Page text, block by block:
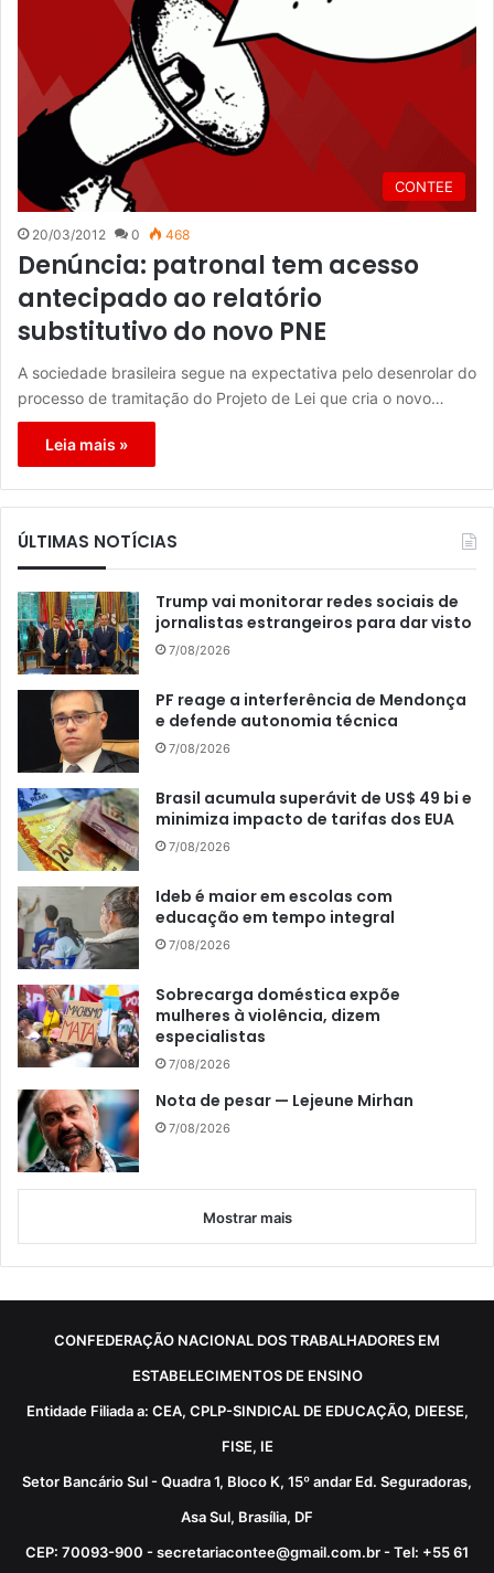
CONTEE
20/03/2012 0 468
Denúncia: patronal tem acesso
antecipado ao relatório
substitutivo do novo PNE
A sociedade brasileira segue na expectativa pelo desenrolar do
processo de tramitação do Projeto de Lei que cria o novo…
Leia mais »
ÚLTIMAS NOTÍCIAS
Trump vai monitorar redes sociais de
jornalistas estrangeiros para dar visto
7/08/2026
PF reage a interferência de Mendonça
e defende autonomia técnica
7/08/2026
Brasil acumula superávit de US$ 49 bi e
minimiza impacto de tarifas dos EUA
7/08/2026
Ideb é maior em escolas com
educação em tempo integral
7/08/2026
Sobrecarga doméstica expõe
mulheres à violência, dizem
especialistas
7/08/2026
Nota de pesar — Lejeune Mirhan
7/08/2026
Mostrar mais
CONFEDERAÇÃO NACIONAL DOS TRABALHADORES EM
ESTABELECIMENTOS DE ENSINO
Entidade Filiada a: CEA, CPLP-SINDICAL DE EDUCAÇÃO, DIEESE,
FISE, IE
Setor Bancário Sul - Quadra 1, Bloco K, 15º andar Ed. Seguradoras,
Asa Sul, Brasília, DF
CEP: 70093-900 - secretariacontee@gmail.com.br - Tel: +55 61